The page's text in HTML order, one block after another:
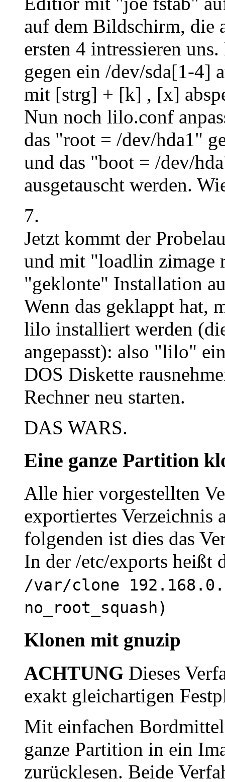
auf dem Bildschirm, die
ersten 4 intressieren
gegen ein /dev/sda[1-4]
mit [strg] + [k] , [x]
Nun noch lilo.conf
das "root = /dev/hda1"
und das "boot = /dev/
ausgetauscht werden.
7.
Jetzt kommt der
und mit "loadlin zimage
"geklonte" Installation
Wenn das geklappt hat,
lilo installiert werden
angepasst): also "lilo"
DOS Diskette
Rechner neu starten.
DAS WARS.
Eine ganze Partition
Alle hier vorgestellten
exportiertes Verzeichnis
folgenden ist dies das
In der /etc/exports heißt
/var/clone
no_root_squash)
Klonen mit gnuzip
ACHTUNG Dieses
exakt gleichartigen
Mit einfachen
ganze Partition in ein
zurücklesen. Beide